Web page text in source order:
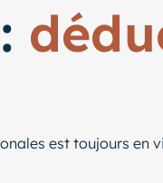
est toujours en